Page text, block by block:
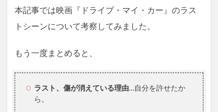
本記事では映画『ドライブ・マイ・カー』のラス
トシーンについて考察してみました。
もう一度まとめると、
ラスト、傷が消えている理由…自分を許せたか
ら。